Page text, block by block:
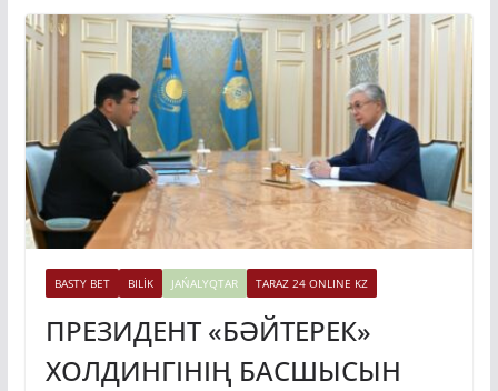
BASTY BET BILİK JAŃALYQTAR TARAZ 24 ONLINE KZ
ПРЕЗИДЕНТ «БӘЙТЕРЕК»
ХОЛДИНГІНІҢ БАСШЫСЫН